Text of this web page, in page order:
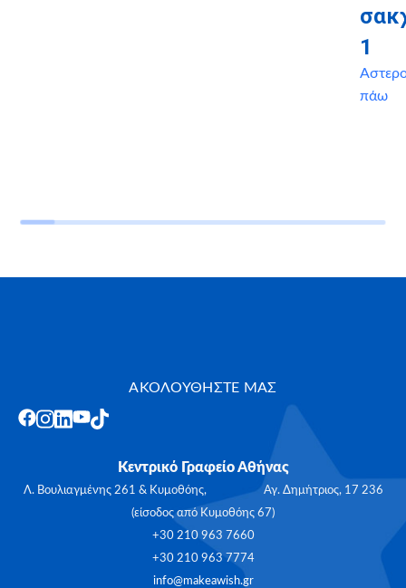
1
πάω
ΑΚΟΛΟΥΘΗΣΤΕ ΜΑΣ
Κεντρικό Γραφείο Αθήνας
Λ. Βουλιαγμένης 261 & Κυμοθόης, Αγ. Δημήτριος, 17 236
(είσοδος από Κυμοθόης 67)
+30 210 963 7660
+30 210 963 7774
info@makeawish.gr